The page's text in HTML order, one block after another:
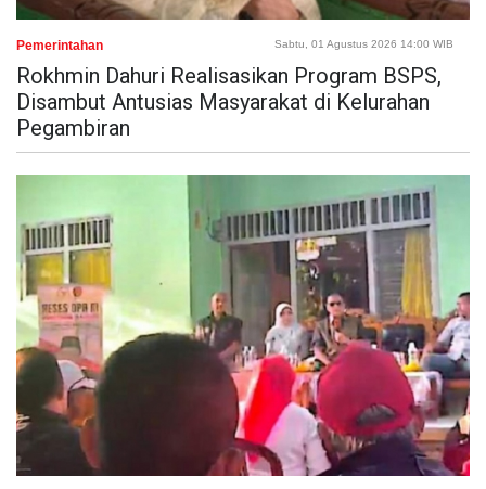
Pemerintahan Sabtu, 01 Agustus 2026 14:00 WIB
Rokhmin Dahuri Realisasikan Program BSPS,
Disambut Antusias Masyarakat di Kelurahan
Pegambiran